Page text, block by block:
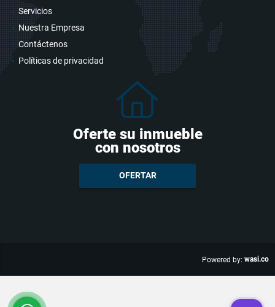
Servicios
Nuestra Empresa
Contáctenos
Políticas de privacidad
Oferte su inmueble
con nosotros
OFERTAR
Powered by: wasi.co